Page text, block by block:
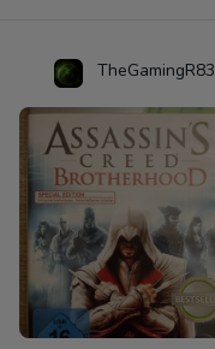
TheGamingR83